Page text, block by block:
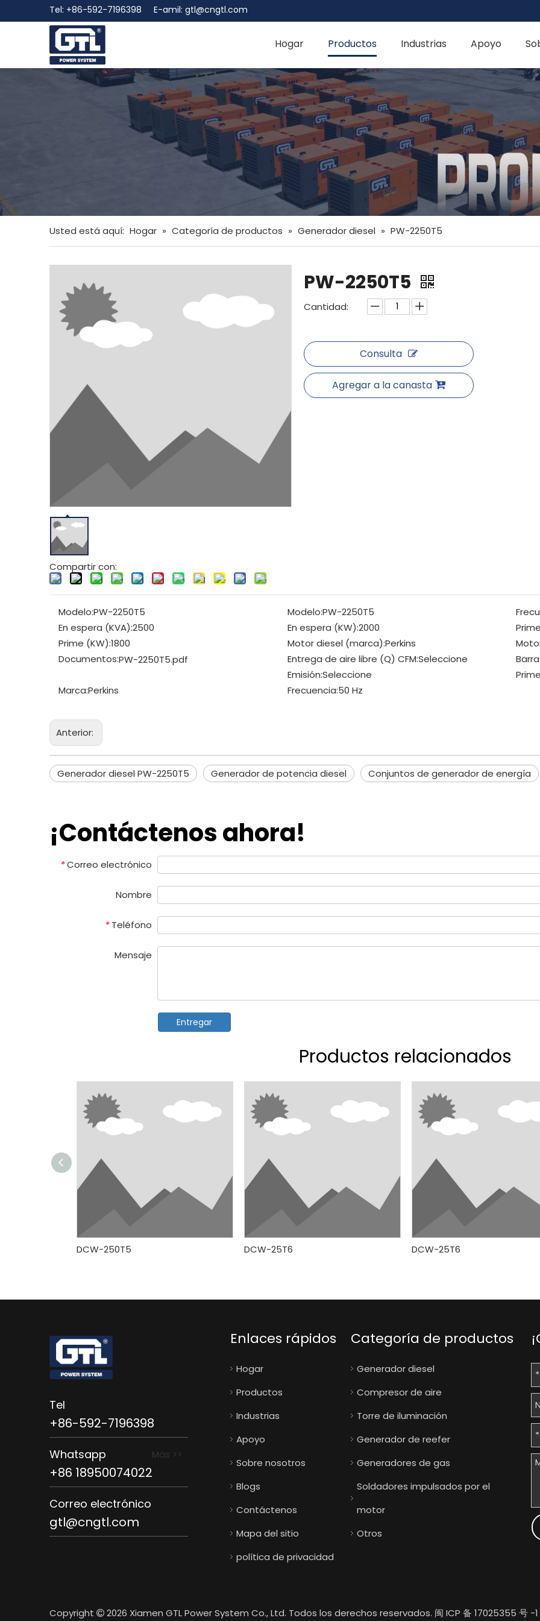
Tel: +86-592-7196398 E-amil: gtl@cngtl.com
Hogar Productos Industrias Apoyo
Usted está aquí: Hogar » Categoría de productos » Generador diesel » PW-2250T5
Compartir con:
PW-2250T5
Cantidad:
Consulta
Agregar a la canasta
Modelo:PW-2250T5 Modelo:PW-2250T5
En espera (KVA):2500 En espera (KW):2000
Prime (KW):1800 Motor diesel (marca):Perkins
Documentos:PW-2250T5.pdf Entrega de aire libre (Q) CFM:Seleccione
Emisión:Seleccione
Marca:Perkins Frecuencia:50 Hz
Anterior:
Generador diesel PW-2250T5 Generador de potencia diesel Conjuntos de generador de energía
¡Contáctenos ahora!
* Correo electrónico
Nombre
* Teléfono
Mensaje
Entregar
Productos relacionados
DCW-250T5 DCW-25T6 DCW-25T6
Tel
+86-592-7196398
Whatsapp Más >>
+86 18950074022
Correo electrónico
gtl@cngtl.com
Enlaces rápidos
Hogar
Productos
Industrias
Apoyo
Sobre nosotros
Blogs
Contáctenos
Mapa del sitio
política de privacidad
Categoría de productos
Generador diesel
Compresor de aire
Torre de iluminación
Generador de reefer
Generadores de gas
Soldadores impulsados ​​por el
motor
Otros
Copyright  2026 Xiamen GTL Power System Co., Ltd. Todos los derechos reservados. 闽 ICP 备 17025355 号 -1